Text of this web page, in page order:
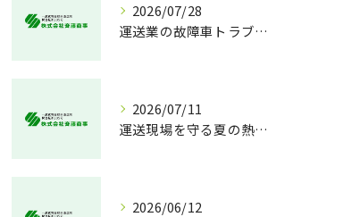
2026/07/28
運送業の故障車トラブル即時対処法
2026/07/11
運送現場を守る夏の熱中症対策
2026/06/12